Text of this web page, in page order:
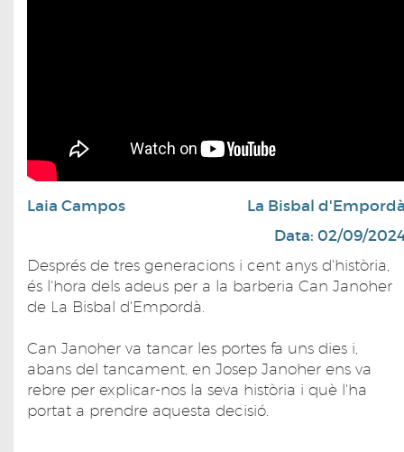
Laia Campos
La Bisbal
Data: 02/09/
Després de tres generacions i cent anys d'història,
és l'hora dels adeus per a la barberia Can Janoher
de La Bisbal d'Empordà.
Can Janoher va tancar les portes fa uns dies i,
abans del tancament, en Josep Janoher ens va
rebre per explicar-nos la seva història i què l'ha
portat a prendre aquesta decisió.